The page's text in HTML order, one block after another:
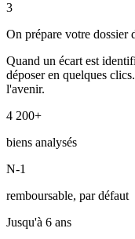
3
On prépare votre dossier
Quand un écart est
déposer en quelques
l'avenir.
4 200+
biens analysés
N-1
remboursable, par défaut
Jusqu'à 6 ans